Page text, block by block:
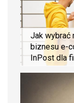
Jak wybrać
biznesu e-
InPost dla